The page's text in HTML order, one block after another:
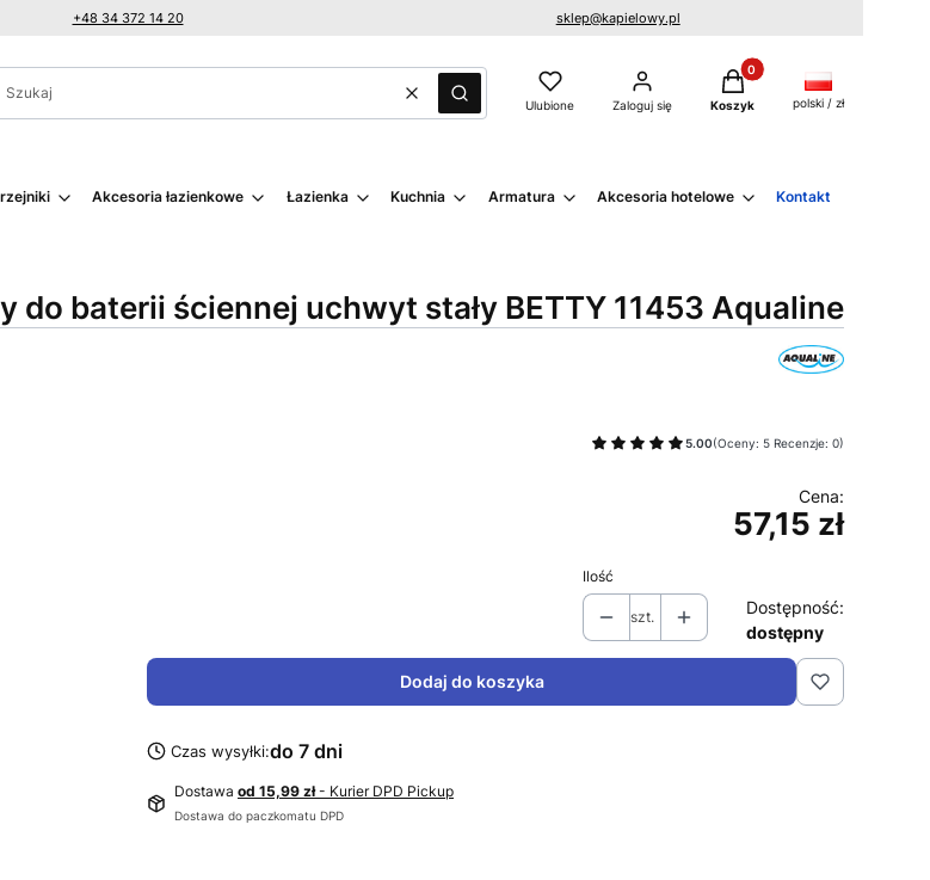
+48 34 372 14 20 sklep@kapielowy.pl
WyczyśćSzukaj Ulubione Zaloguj się
Produkty w koszyku: 0.
Koszyk polski / zł
Akcesoria łazienkowe Łazienka Kuchnia Armatura Akcesoria hotelowe Kontakt
do baterii ściennej uchwyt stały BETTY 11453 Aqualine
5.00(Oceny: 5 Recenzje: 0)
Cena
57,15 zł
Ilość
szt.
Dostępność:
dostępny
Dodaj do koszyka
Czas wysyłki:do 7 dni
Dostawa od 15,99 zł- Kurier DPD Pickup
Dostawa do paczkomatu DPD